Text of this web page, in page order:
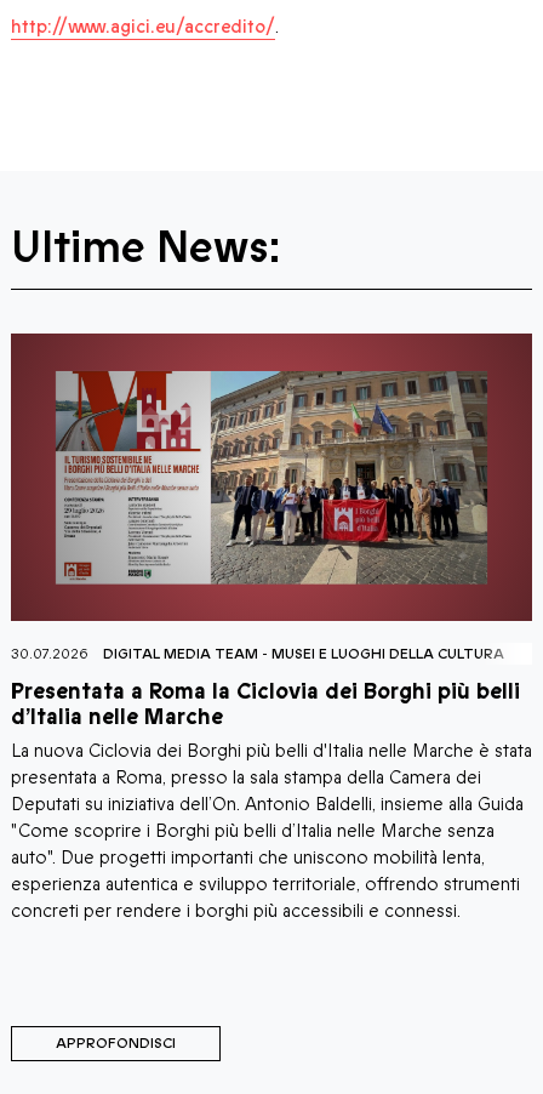
http://www.agici.eu/accredito/.
Ultime News:
30.07.2026 DIGITAL MEDIA TEAM - MUSEI E LUOGHI DELLA CULTURA
Presentata a Roma la Ciclovia dei Borghi più belli
d’Italia nelle Marche
La nuova Ciclovia dei Borghi più belli d'Italia nelle Marche è stata
presentata a Roma, presso la sala stampa della Camera dei
Deputati su iniziativa dell’On. Antonio Baldelli, insieme alla Guida
"Come scoprire i Borghi più belli d’Italia nelle Marche senza
auto". Due progetti importanti che uniscono mobilità lenta,
esperienza autentica e sviluppo territoriale, offrendo strumenti
concreti per rendere i borghi più accessibili e connessi.
APPROFONDISCI